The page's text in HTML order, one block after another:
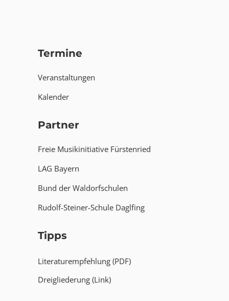
Termine
Veranstaltungen
Kalender
Partner
Freie Musikinitiative Fürstenried
LAG Bayern
Bund der Waldorfschulen
Rudolf-Steiner-Schule Daglfing
Tipps
Literaturempfehlung (PDF)
Dreigliederung (Link)